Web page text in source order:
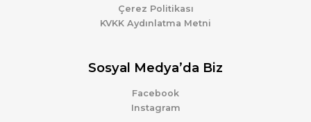
Çerez Politikası
KVKK Aydınlatma Metni
Sosyal Medya’da Biz
Facebook
Instagram